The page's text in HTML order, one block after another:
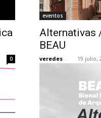
0
eventos
Alternativas
BEAU
veredes - 19 julio,